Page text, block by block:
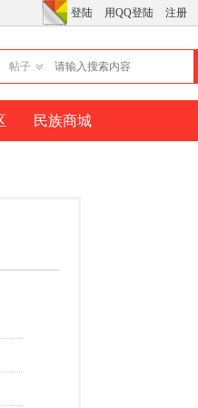
登陆 用QQ登陆 注册
帖子
民族商城